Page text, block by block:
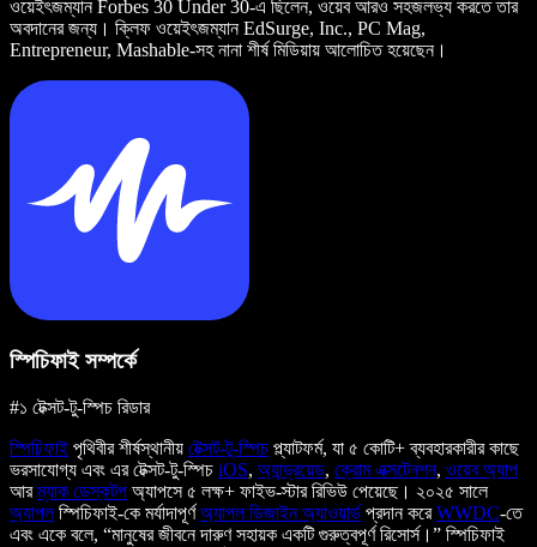
ওয়েইৎজম্যান Forbes 30 Under 30-এ ছিলেন, ওয়েব আরও সহজলভ্য করতে তার
অবদানের জন্য। ক্লিফ ওয়েইৎজম্যান EdSurge, Inc., PC Mag,
Entrepreneur, Mashable-সহ নানা শীর্ষ মিডিয়ায় আলোচিত হয়েছেন।
স্পিচিফাই সম্পর্কে
#১ টেক্সট-টু-স্পিচ রিডার
স্পিচিফাই পৃথিবীর শীর্ষস্থানীয় টেক্সট-টু-স্পিচ প্ল্যাটফর্ম, যা ৫ কোটি+ ব্যবহারকারীর কাছে
ভরসাযোগ্য এবং এর টেক্সট-টু-স্পিচ iOS, অ্যান্ড্রয়েড, ক্রোম এক্সটেনশন, ওয়েব অ্যাপ
আরম্যাক ডেস্কটপ অ্যাপসে ৫ লক্ষ+ ফাইভ-স্টার রিভিউ পেয়েছে। ২০২৫ সালে
অ্যাপলস্পিচিফাই-কে মর্যাদাপূর্ণঅ্যাপল ডিজাইন অ্যাওয়ার্ড প্রদান করেWWDC-তে
এবং একে বলে, “মানুষের জীবনে দারুণ সহায়ক একটি গুরুত্বপূর্ণ রিসোর্স।” স্পিচিফাই